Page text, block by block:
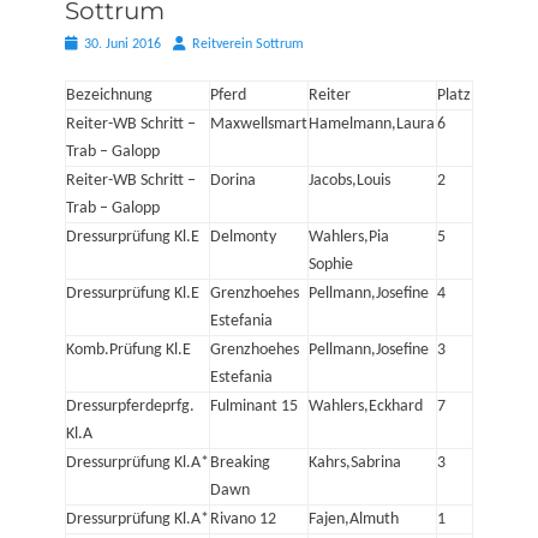
Sottrum
Posted30. Juni 2016 AutorReitverein Sottrum
Bezeichnung Pferd Reiter
Platz
Reiter-WB Schritt –
Trab – Galopp
MaxwellsmartHamelmann,Laura 6
Reiter-WB Schritt –
Trab – Galopp
Dorina Jacobs,Louis 2
Dressurprüfung Kl.E Delmonty
Wahlers,Pia
Sophie
5
Dressurprüfung Kl.E Grenzhoehes
Estefania
Pellmann,Josefine 4
Komb.Prüfung Kl.E
Grenzhoehes
Estefania
Pellmann,Josefine 3
Dressurpferdeprfg.
Kl.A
Fulminant 15 Wahlers,Eckhard 7
Dressurprüfung Kl.A* Breaking
Dawn
Kahrs,Sabrina 3
Dressurprüfung Kl.A* Rivano 12 Fajen,Almuth 1